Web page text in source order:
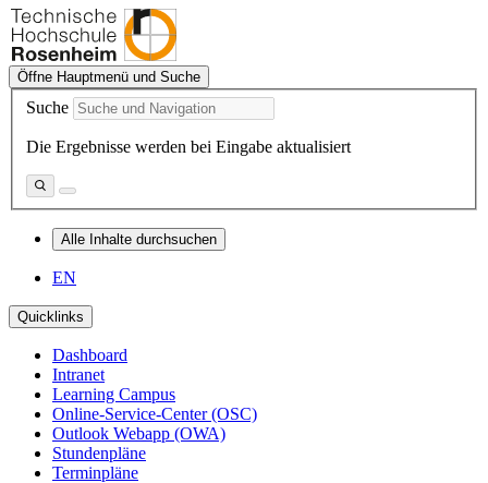
Öffne Hauptmenü und Suche
Suche
Die Ergebnisse werden bei Eingabe aktualisiert
Alle Inhalte durchsuchen
EN
Quicklinks
Dashboard
Intranet
Learning Campus
Online-Service-Center (OSC)
Outlook Webapp (OWA)
Stundenpläne
Terminpläne